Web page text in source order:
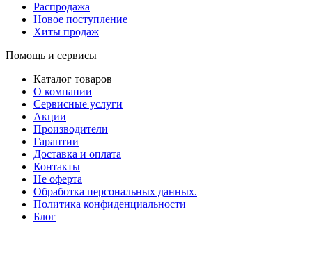
Распродажа
Новое поступление
Хиты продаж
Помощь и сервисы
Каталог товаров
О компании
Сервисные услуги
Акции
Производители
Гарантии
Доставка и оплата
Контакты
Не оферта
Обработка персональных данных.
Политика конфиденциальности
Блог